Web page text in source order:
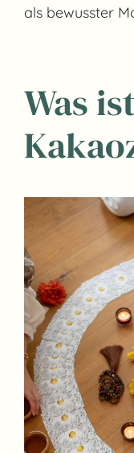
als bewusster
Was